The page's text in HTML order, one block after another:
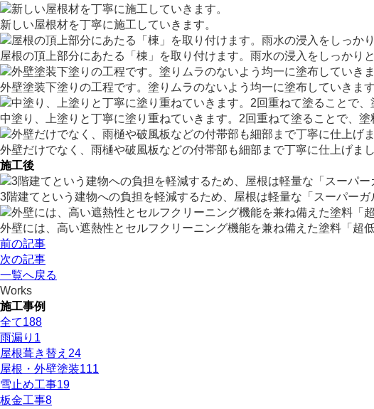
新しい屋根材を丁寧に施工していきます。
屋根の頂上部分にあたる「棟」を取り付けます。雨水の浸入をしっかり
外壁塗装下塗りの工程です。塗りムラのないよう均一に塗布していきます
中塗り、上塗りと丁寧に塗り重ねていきます。2回重ねて塗ることで、塗
外壁だけでなく、雨樋や破風板などの付帯部も細部まで丁寧に仕上げまし
施工後
3階建てという建物への負担を軽減するため、屋根は軽量な「スーパー
外壁には、高い遮熱性とセルフクリーニング機能を兼ね備えた塗料「超
前の記事
次の記事
一覧へ戻る
Works
施工事例
全て188
雨漏り 1
屋根葺き替え 24
屋根・外壁塗装111
雪止め工事19
板金工事8